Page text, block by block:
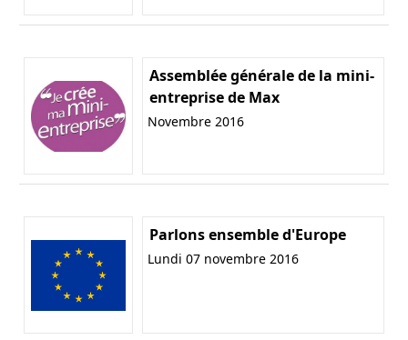
Assemblée générale de la mini-
entreprise de Max
Novembre 2016
Parlons ensemble d'Europe
Lundi 07 novembre 2016